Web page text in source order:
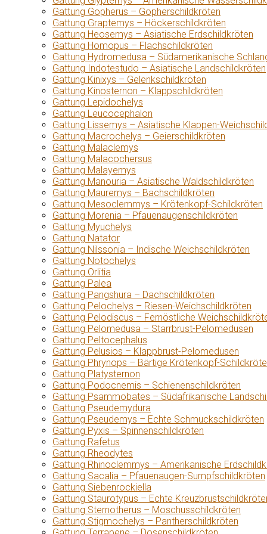
Gattung Gopherus – Gopherschildkröten
Gattung Graptemys – Höckerschildkröten
Gattung Heosemys – Asiatische Erdschildkröten
Gattung Homopus – Flachschildkröten
Gattung Hydromedusa – Südamerikanische
Gattung Indotestudo – Asiatische Landschildkröten
Gattung Kinixys – Gelenkschildkröten
Gattung Kinosternon – Klappschildkröten
Gattung Lepidochelys
Gattung Leucocephalon
Gattung Lissemys – Asiatische Klappen-
Gattung Macrochelys – Geierschildkröten
Gattung Malaclemys
Gattung Malacochersus
Gattung Malayemys
Gattung Manouria – Asiatische Waldschildkröten
Gattung Mauremys – Bachschildkröten
Gattung Mesoclemmys – Krötenkopf-Schildkröten
Gattung Morenia – Pfauenaugenschildkröten
Gattung Myuchelys
Gattung Natator
Gattung Nilssonia – Indische Weichschildkröten
Gattung Notochelys
Gattung Orlitia
Gattung Palea
Gattung Pangshura – Dachschildkröten
Gattung Pelochelys – Riesen-Weichschildkröten
Gattung Pelodiscus – Fernöstliche
Gattung Pelomedusa – Starrbrust-Pelomedusen
Gattung Peltocephalus
Gattung Pelusios – Klappbrust-Pelomedusen
Gattung Phrynops – Bärtige Krötenkopf-
Gattung Platysternon
Gattung Podocnemis – Schienenschildkröten
Gattung Psammobates – Südafrikanische
Gattung Pseudemydura
Gattung Pseudemys – Echte Schmuckschildkröten
Gattung Pyxis – Spinnenschildkröten
Gattung Rafetus
Gattung Rheodytes
Gattung Rhinoclemmys – Amerikanische
Gattung Sacalia – Pfauenaugen-Sumpfschildkröten
Gattung Siebenrockiella
Gattung Staurotypus – Echte
Gattung Sternotherus – Moschusschildkröten
Gattung Stigmochelys – Pantherschildkröten